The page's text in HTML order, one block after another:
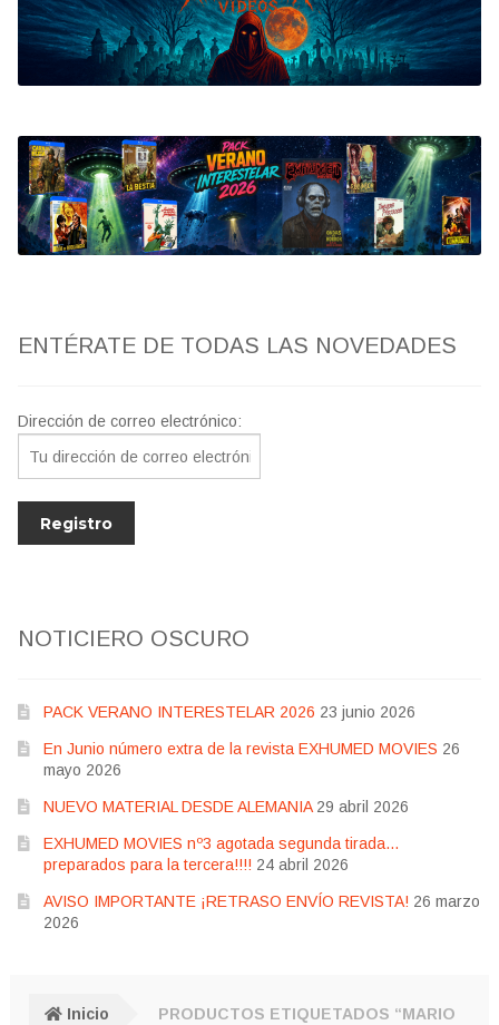
Bluray
Clasificada S
artwork
fantaterror
Jesús Franco
ENTÉRATE DE TODAS LAS NOVEDADES
Dirección de correo electrónico:
NOTICIERO OSCURO
PACK VERANO INTERESTELAR 2026 23 junio 2026
En Junio número extra de la revista EXHUMED MOVIES 26
mayo 2026
NUEVO MATERIAL DESDE ALEMANIA 29 abril 2026
EXHUMED MOVIES nº3 agotada segunda tirada…
preparados para la tercera!!!! 24 abril 2026
AVISO IMPORTANTE ¡RETRASO ENVÍO REVISTA! 26 marzo
2026
Inicio
PRODUCTOS ETIQUETADOS “MARIO